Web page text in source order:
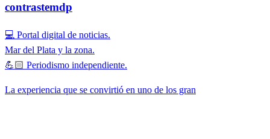
contrastemdp
💻 Portal digital de noticias.
Mar del Plata y la zona.
💪🏻 Periodismo independiente.
La experiencia que se convirtió en uno de los gran